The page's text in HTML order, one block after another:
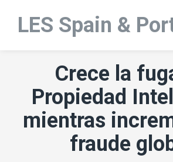
LES Spain &
Crece la
Propiedad
mientras
fraude